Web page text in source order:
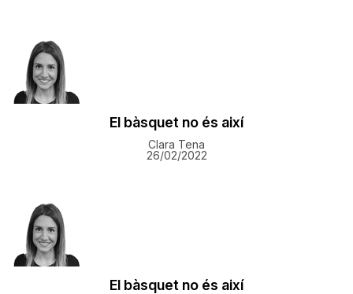
El bàsquet no és així
Clara Tena
26/02/2022
El bàsquet no és així